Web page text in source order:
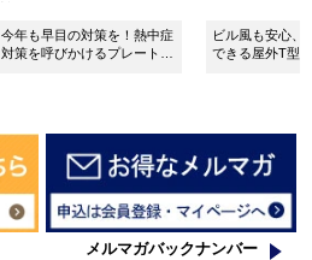
今年も早目の対策を！熱中症
対策を呼びかけるプレート看
ビル風も安心、
できる屋外T型
メルマガバックナンバー